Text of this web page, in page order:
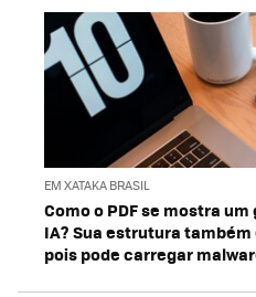
EM XATAKA BRASIL
Como o PDF se mostra
IA? Sua estrutura
pois pode carregar